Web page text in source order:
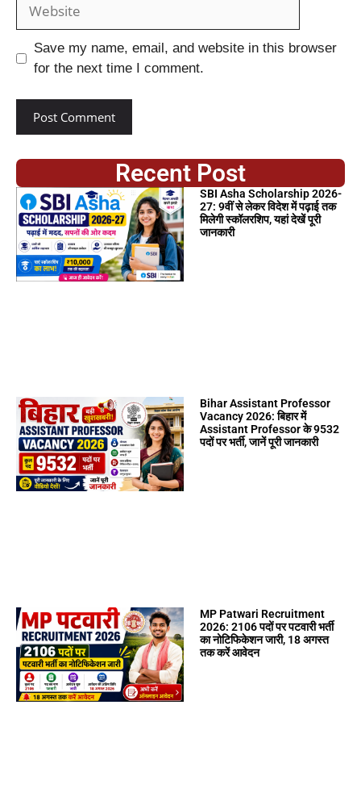
Save my name, email, and website in this browser
for the next time I comment.
Recent Post
SBI Asha Scholarship 2026-
27: 9वीं से लेकर विदेश में पढ़ाई तक
मिलेगी स्कॉलरशिप, यहां देखें पूरी
जानकारी
Bihar Assistant Professor
Vacancy 2026: बिहार में
Assistant Professor के 9532
पदों पर भर्ती, जानें पूरी जानकारी
MP Patwari Recruitment
2026: 2106 पदों पर पटवारी भर्ती
का नोटिफिकेशन जारी, 18 अगस्त
तक करें आवेदन